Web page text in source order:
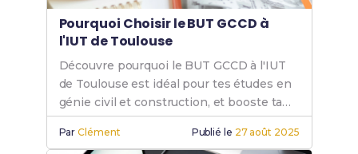
Pourquoi Choisir le BUT GCCD à
l'IUT de Toulouse
Découvre pourquoi le BUT GCCD à l'IUT
de Toulouse est idéal pour tes études en
génie civil et construction, et booste ta
carrière avec le GCCD.
ParClément Publié le 27 août 2025